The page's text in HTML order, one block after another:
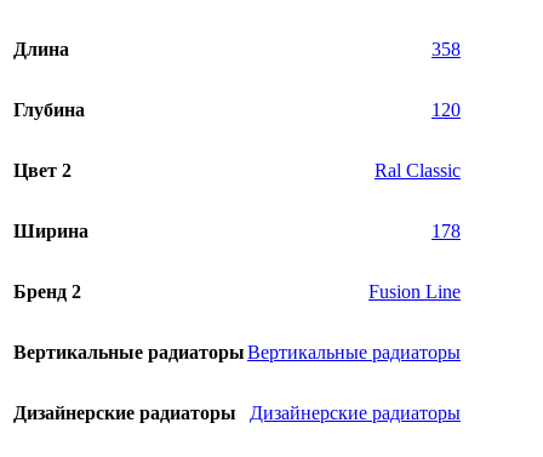
Длина 358
Глубина 120
Цвет 2 Ral Classic
Ширина 178
Бренд 2 Fusion Line
Вертикальные радиаторыВертикальные радиаторы
Дизайнерские радиаторы Дизайнерские радиаторы